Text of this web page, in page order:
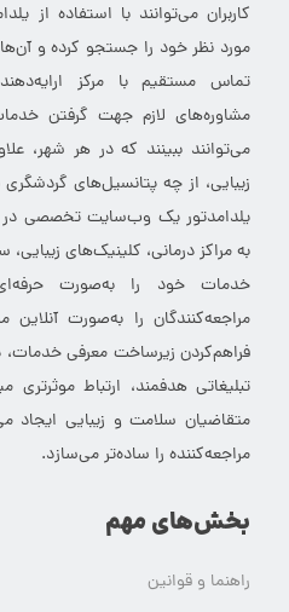
کاربران می‌توانند با استفاده از
مورد نظر خود را جستجو کرده و
تماس مستقیم با مرکز
مشاوره‌های لازم جهت گرفتن
می‌توانند ببینند که در هر شهر،
زیبایی، از چه پتانسیل‌های
یلدامدتور یک وب‌سایت تخصصی
به مراکز درمانی، کلینیک‌های
خدمات خود را به‌صورت
مراجعه‌کنندگان را به‌صورت
فراهم‌کردن زیرساخت معرفی خدمات،
تبلیغاتی هدفمند، ارتباط موثرتری
متقاضیان سلامت و زیبایی
مراجعه‌کننده را ساده‌تر می‌سازد.
بخش‌های مهم
راهنما و قوانین